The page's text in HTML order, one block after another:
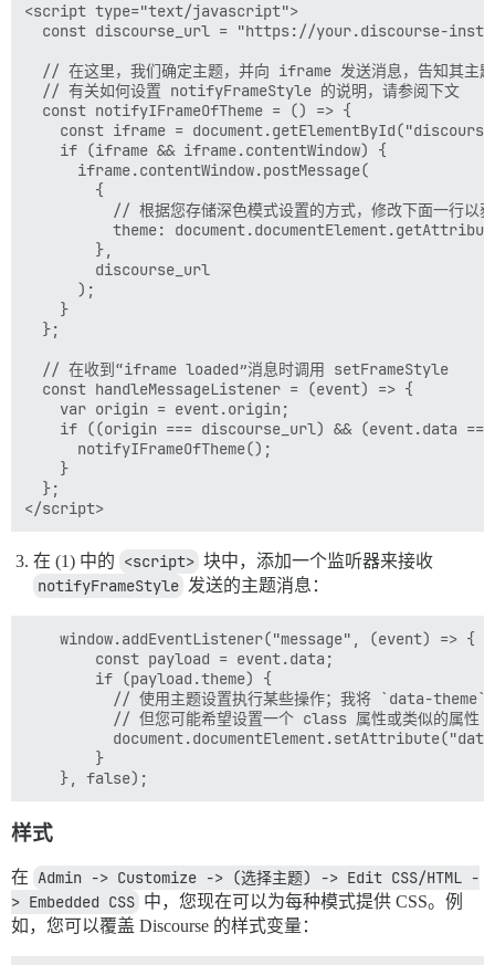
<script type="text/javascript">
const discourse_url = "https://your.discourse-
// 在这里，我们确定主题，并向 iframe 发送消息，告知其主
  // 有关如何设置 notifyFrameStyle 的说明，请参阅下文
  const notifyIFrameOfTheme = () => {
const iframe =
    if (iframe && iframe.contentWindow) {
      iframe.contentWindow.postMessage(
        {
// 根据您存储深色模式设置的方式，修改下面一行以
theme:
        },
        discourse_url
      );
    }
  };
  // 在收到“iframe loaded”消息时调用 setFrameStyle
  const handleMessageListener = (event) => {
    var origin = event.origin;
if ((origin === discourse_url) && (event.data ==
      notifyIFrameOfTheme();
    }
  };
在 (1) 中的 <script> 块中，添加一个监听器来接收
notifyFrameStyle 发送的主题消息：
    window.addEventListener("message", (event) => {
        const payload = event.data;
        if (payload.theme) {
// 使用主题设置执行某些操作；我将 `data-
          // 但您可能希望设置一个 class 属性或类似的属性
        }
样式
在 Admin -> Customize -> (选择主题) -> Edit CSS/HTML -
> Embedded CSS 中，您现在可以为每种模式提供 CSS。例
如，您可以覆盖 Discourse 的样式变量：